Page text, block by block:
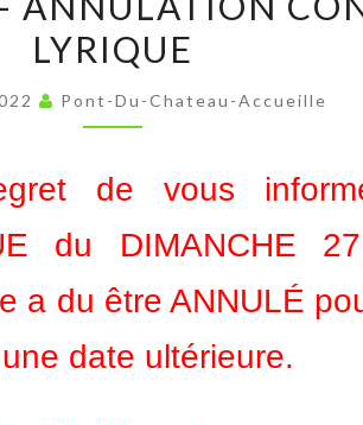
–
ANNULATION
LYRIQUE
LYRIQUE
Pont-Du-Chateau-Accueille
de vous
du DIMANCHE
a du être ANNULÉ
date ultérieure.